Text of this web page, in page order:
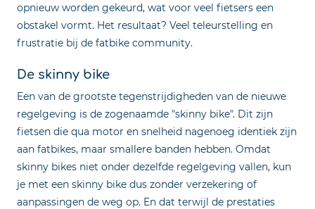
opnieuw worden gekeurd, wat voor veel fietsers een
obstakel vormt. Het resultaat? Veel teleurstelling en
frustratie bij de fatbike community.
De skinny bike
Een van de grootste tegenstrijdigheden van de nieuwe
regelgeving is de zogenaamde "skinny bike". Dit zijn
fietsen die qua motor en snelheid nagenoeg identiek zijn
aan fatbikes, maar smallere banden hebben. Omdat
skinny bikes niet onder dezelfde regelgeving vallen, kun
je met een skinny bike dus zonder verzekering of
aanpassingen de weg op. En dat terwijl de prestaties